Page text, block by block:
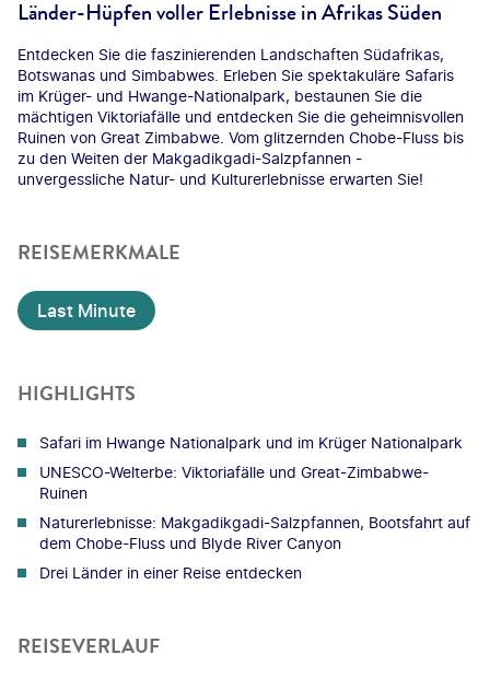
Länder-Hüpfen voller Erlebnisse in Afrikas Süden
Entdecken Sie die faszinierenden Landschaften Südafrikas,
Botswanas und Simbabwes. Erleben Sie spektakuläre Safaris
im Krüger- und Hwange-Nationalpark, bestaunen Sie die
mächtigen Viktoriafälle und entdecken Sie die geheimnisvollen
Ruinen von Great Zimbabwe. Vom glitzernden Chobe-Fluss bis
zu den Weiten der Makgadikgadi-Salzpfannen -
unvergessliche Natur- und Kulturerlebnisse erwarten Sie!
REISEMERKMALE
Last Minute
HIGHLIGHTS
Safari im Hwange Nationalpark und im Krüger Nationalpark
UNESCO-Welterbe: Viktoriafälle und Great-Zimbabwe-
Ruinen
Naturerlebnisse: Makgadikgadi-Salzpfannen, Bootsfahrt auf
dem Chobe-Fluss und Blyde River Canyon
Drei Länder in einer Reise entdecken
REISEVERLAUF